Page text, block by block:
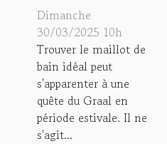
de bain parfait
selon sa
morphologie
Dimanche
30/03/2025 10h
Trouver le maillot de
bain idéal peut
s'apparenter à une
quête du Graal en
période estivale. Il ne
s'agit...